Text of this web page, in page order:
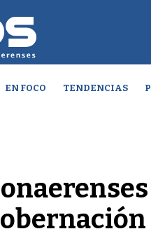
EN FOCO TENDENCIAS